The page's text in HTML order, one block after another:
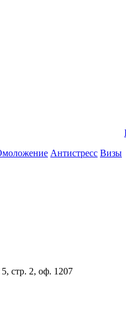
Антистресс Визы
стр. 2, оф. 1207